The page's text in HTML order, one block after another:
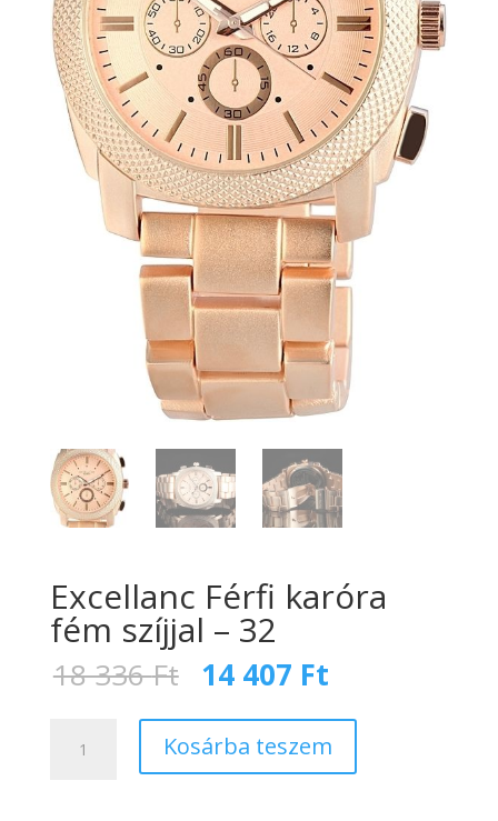
Excellanc Férfi karóra
fém szíjjal – 32
18 336Ft Original
price
was:
18
336 Ft.
14 407 Ft
is:
14
407 Ft.
Kosárba teszem